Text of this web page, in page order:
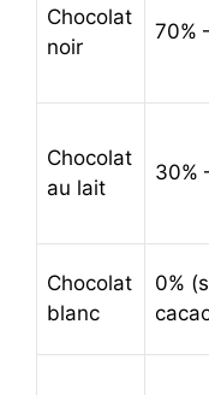
Chocolat
noir
70%
Chocolat
au lait
30%
Chocolat
blanc
0%